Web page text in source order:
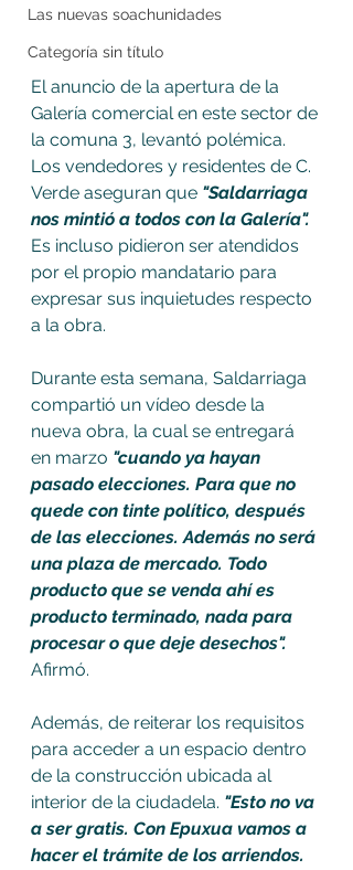
Las nuevas soachunidades
Categoría sin título
El anuncio de la apertura de la
Galería comercial en este sector de
la comuna 3, levantó polémica.
Los vendedores y residentes de C.
Verde aseguran que "Saldarriaga
nos mintió a todos con la Galería".
Es incluso pidieron ser atendidos
por el propio mandatario para
expresar sus inquietudes respecto
a la obra.
Durante esta semana, Saldarriaga
compartió un vídeo desde la
nueva obra, la cual se entregará
en marzo "cuando ya hayan
pasado elecciones. Para que no
quede con tinte político, después
de las elecciones. Además no será
una plaza de mercado. Todo
producto que se venda ahí es
producto terminado, nada para
procesar o que deje desechos".
Afirmó.
Además, de reiterar los requisitos
para acceder a un espacio dentro
de la construcción ubicada al
interior de la ciudadela. "Esto no va
a ser gratis. Con Epuxua vamos a
hacer el trámite de los arriendos.